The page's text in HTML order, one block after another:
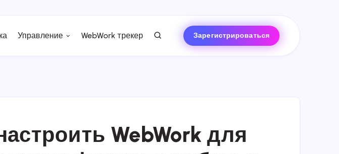
Управление WebWork трекер Зарегистрироваться
WebWork для